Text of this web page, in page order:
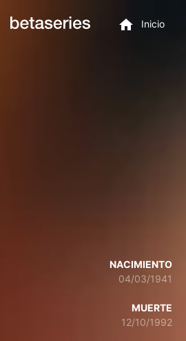
Inicio
NACIMIENTO
04/03/1941
MUERTE
12/10/1992